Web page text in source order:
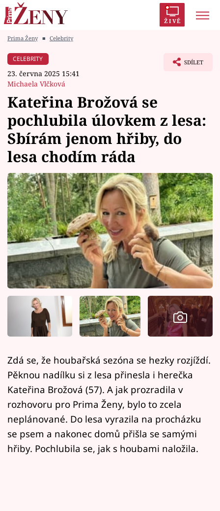
ŽIVĚ
Módní alarm
Témata
Celebrity
Vztahy
Seriály
Horoskopy
Sledujte prima+
Filmový festival Karlovy Vary
Pořady
Mámy sobě
Sledujte nás
Prima Ženy ■ Celebrity
CELEBRITY
23. června 2025 15:41
Michaela Vlčková
SDÍLET
Kateřina Brožová se
pochlubila úlovkem z lesa:
Sbírám jenom hřiby, do
lesa chodím ráda
Zdá se, že houbařská sezóna se hezky rozjíždí.
Pěknou nadílku si z lesa přinesla i herečka
Kateřina Brožová (57). A jak prozradila v
rozhovoru pro Prima Ženy, bylo to zcela
neplánované. Do lesa vyrazila na procházku
se psem a nakonec domů přišla se samými
hřiby. Pochlubila se, jak s houbami naložila.